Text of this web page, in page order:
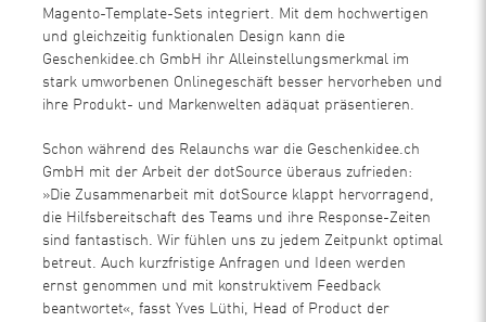
Magento-Template-Sets integriert. Mit dem hochwertigen
und gleichzeitig funktionalen Design kann die
Geschenkidee.ch GmbH ihr Alleinstellungsmerkmal im
stark umworbenen Onlinegeschäft besser hervorheben und
ihre Produkt- und Markenwelten adäquat präsentieren.
Schon während des Relaunchs war die Geschenkidee.ch
GmbH mit der Arbeit der dotSource überaus zufrieden:
»Die Zusammenarbeit mit dotSource klappt hervorragend,
die Hilfsbereitschaft des Teams und ihre Response-Zeiten
sind fantastisch. Wir fühlen uns zu jedem Zeitpunkt optimal
betreut. Auch kurzfristige Anfragen und Ideen werden
ernst genommen und mit konstruktivem Feedback
beantwortet«, fasst Yves Lüthi, Head of Product der